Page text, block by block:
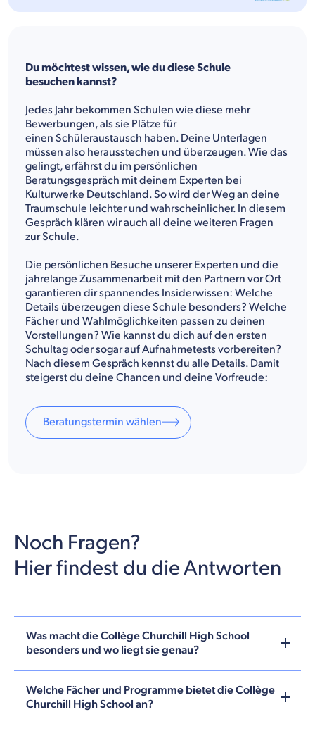
Du möchtest wissen, wie du diese Schule
besuchen kannst?
Jedes Jahr bekommen Schulen wie diese mehr
Bewerbungen, als sie Plätze für
einen Schüleraustausch haben. Deine Unterlagen
müssen also herausstechen und überzeugen. Wie das
gelingt, erfährst du im persönlichen
Beratungsgespräch mit deinem Experten bei
Kulturwerke Deutschland. So wird der Weg an deine
Traumschule leichter und wahrscheinlicher. In diesem
Gespräch klären wir auch all deine weiteren Fragen
zur Schule.
Die persönlichen Besuche unserer Experten und die
jahrelange Zusammenarbeit mit den Partnern vor Ort
garantieren dir spannendes Insiderwissen: Welche
Details überzeugen diese Schule besonders? Welche
Fächer und Wahlmöglichkeiten passen zu deinen
Vorstellungen? Wie kannst du dich auf den ersten
Schultag oder sogar auf Aufnahmetests vorbereiten?
Nach diesem Gespräch kennst du alle Details. Damit
steigerst du deine Chancen und deine Vorfreude:
Beratungstermin wählen
Noch Fragen?
Hier findest du die Antworten
Was macht die Collège Churchill High School
besonders und wo liegt sie genau?
Welche Fächer und Programme bietet die Collège
Churchill High School an?